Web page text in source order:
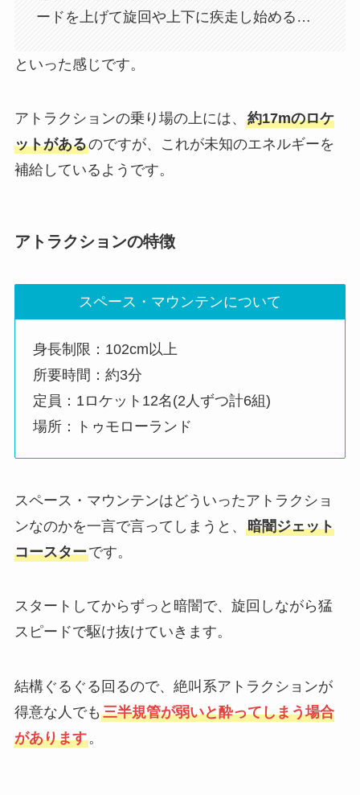
ードを上げて旋回や上下に疾走し始める…
といった感じです。
アトラクションの乗り場の上には、 約17mのロケ
ットがあるのですが、これが未知のエネルギーを
補給しているようです。
アトラクションの特徴
スペース・マウンテンについて
身長制限：102cm以上
所要時間：約3分
定員：1ロケット12名(2人ずつ計6組)
場所：トゥモローランド
スペース・マウンテンはどういったアトラクショ
ンなのかを一言で言ってしまうと、 暗闇ジェット
コースターです。
スタートしてからずっと暗闇で、旋回しながら猛
スピードで駆け抜けていきます。
結構ぐるぐる回るので、絶叫系アトラクションが
得意な人でも 三半規管が弱いと酔ってしまう場合
があります。